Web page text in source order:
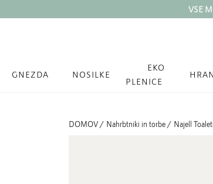
VSE
GNEZDA NOSILKE
EKO
PLENICE
DOMOV / Nahrbtniki in torbe / Najell